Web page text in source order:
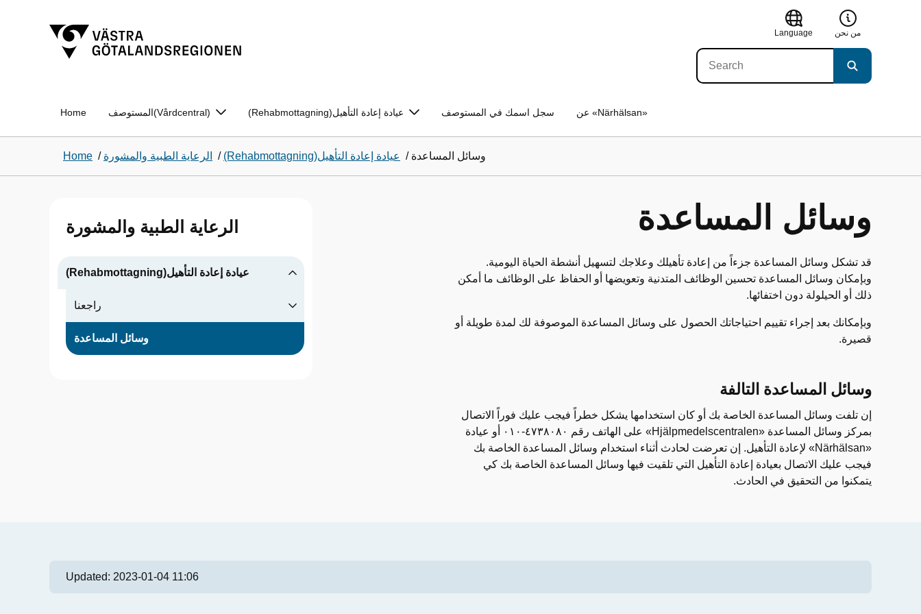
Language من نحن
Home المستوصف(Vårdcentral) (Rehabmottagning)عيادة إعادة التأهيل سجل اسمك في المستوصف عن «Närhälsan»
Home / الرعاية الطبية والمشورة / (Rehabmottagning)عيادة إعادة التأهيل / وسائل المساعدة
الرعاية الطبية والمشورة
(Rehabmottagning)عيادة إعادة التأهيل
راجعنا
وسائل المساعدة
وسائل المساعدة
قد تشكل وسائل المساعدة جزءاً من إعادة تأهيلك وعلاجك لتسهيل أنشطة الحياة اليومية.
وبإمكان وسائل المساعدة تحسين الوظائف المتدنية وتعويضها أو الحفاظ على الوظائف ما أمكن
ذلك أو الحيلولة دون اختفائها.
وبإمكانك بعد إجراء تقييم احتياجاتك الحصول على وسائل المساعدة الموصوفة لك لمدة طويلة أو
قصيرة.
وسائل المساعدة التالفة
إن تلفت وسائل المساعدة الخاصة بك أو كان استخدامها يشكل خطراً فيجب عليك فوراً الاتصال
بمركز وسائل المساعدة «Hjälpmedelscentralen» على الهاتف رقم ٤٧٣٨٠٨٠-٠١٠ أو عيادة
«Närhälsan» لإعادة التأهيل. إن تعرضت لحادث أثناء استخدام وسائل المساعدة الخاصة بك
فيجب عليك الاتصال بعيادة إعادة التأهيل التي تلقيت فيها وسائل المساعدة الخاصة بك كي
يتمكنوا من التحقيق في الحادث.
Updated: 2023-01-04 11:06